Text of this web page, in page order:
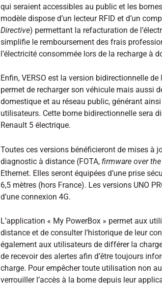
qui seraient accessibles au public et les
modèle dispose d’un lecteur RFID et d’un
Directive) permettant la refacturation de
simplifie le remboursement des frais
l’électricité consommée lors de la recharge à
Enfin, VERSO est la version bidirectionnelle
permet de recharger son véhicule mais aussi
domestique et au réseau public, générant
utilisateurs. Cette borne bidirectionnelle sera
Renault 5 électrique.
Toutes ces versions bénéficieront de mises à
diagnostic à distance (FOTA, firmware over
Ethernet. Elles seront équipées d’une prise
6,5 mètres (hors France). Les versions UNO
d’une connexion 4G.
L’application « My PowerBox » permet aux
distance et de consulter l’historique de leur
également aux utilisateurs de différer la
de recevoir des alertes afin d’être toujours
charge. Pour empêcher toute utilisation non
verrouiller l’accès à la borne depuis leur